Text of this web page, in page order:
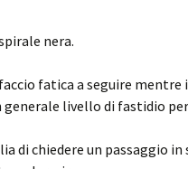
nera.
fatica a seguire
livello di fastidio
di chiedere un passaggio